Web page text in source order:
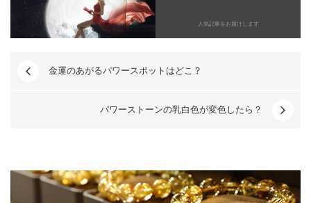
人気記事をお届けします
金運のあがるパワースポットはどこ？
パワーストーンの乳白色が変色したら？